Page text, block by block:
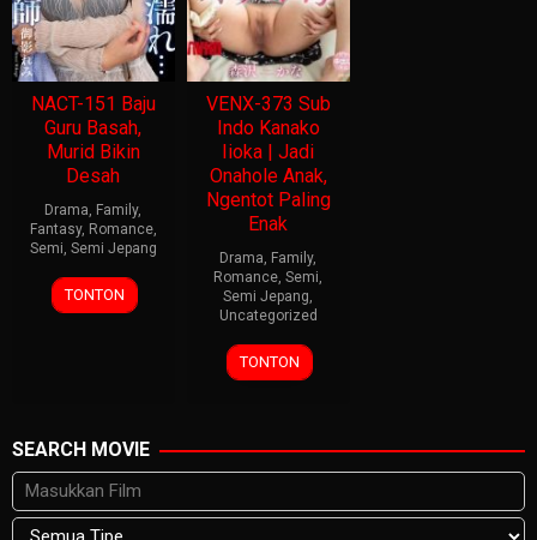
NACT-151 Baju
Guru Basah,
Murid Bikin
Desah
Drama, Family,
Fantasy, Romance,
Semi, Semi Jepang
TONTON
VENX-373 Sub
Indo Kanako
Iioka | Jadi
Onahole Anak,
Ngentot Paling
Enak
Drama, Family,
Romance,Semi,
Semi Jepang,
Uncategorized
TONTON
SEARCH MOVIE